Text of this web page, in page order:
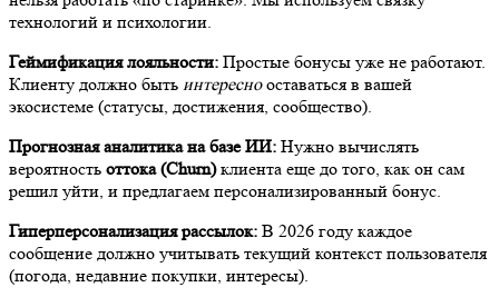
технологий и психологии.
Геймификация лояльности: Простые бонусы уже не работают.
Клиенту должно быть интереснооставаться в вашей
экосистеме (статусы, достижения, сообщество).
Прогнозная аналитика на базе ИИ: Нужно вычислять
вероятность оттока (Churn)клиента еще до того, как он сам
решил уйти, и предлагаем персонализированный бонус.
Гиперперсонализация рассылок: В 2026 году каждое
сообщение должно учитывать текущий контекст пользователя
(погода, недавние покупки, интересы).